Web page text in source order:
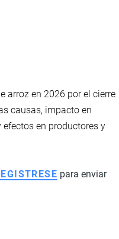
arroz en 2026 por el cierre
causas, impacto en
efectos en productores y
para enviar